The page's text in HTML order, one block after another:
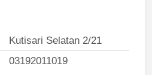
Kutisari Selatan 2/21
03192011019